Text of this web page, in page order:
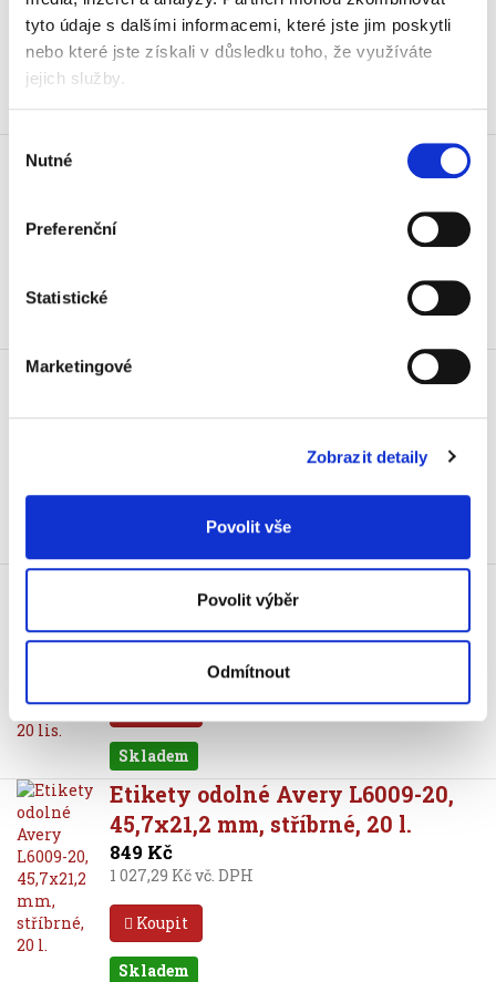
tyto údaje s dalšími informacemi, které jste jim poskytli
nebo které jste získali v důsledku toho, že využíváte
jejich služby.
souhlasu
Nutné
Preferenční
Statistické
Marketingové
Zobrazit detaily
Povolit vše
Povolit výběr
Odmítnout
942,59 Kč vč. DPH
Koupit
Etikety odolné Avery L4776-20,
1 027,29 Kč vč. DPH
Etikety odolné Avery L4778-20,
779 Kč
Koupit
Etikety odolné Avery L6008-20,
25,4x10 mm, stříbrné, 20 lis.
849 Kč
1 027,29 Kč vč. DPH
Koupit
Skladem
Etikety odolné Avery L6009-20,
45,7x21,2 mm, stříbrné, 20 l.
849 Kč
1 027,29 Kč vč. DPH
Koupit
Skladem